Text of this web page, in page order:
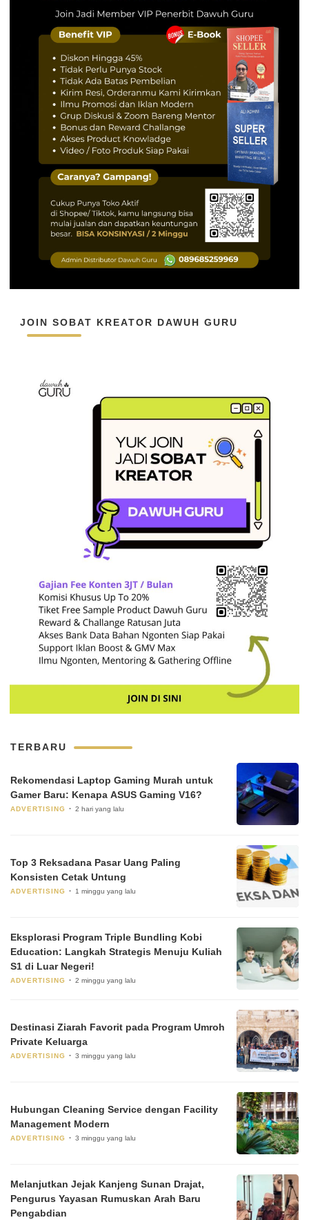
JOIN SOBAT KREATOR DAWUH GURU
TERBARU
Rekomendasi Laptop Gaming Murah untuk
Gamer Baru: Kenapa ASUS Gaming V16?
ADVERTISING 2 hari yang lalu
Top 3 Reksadana Pasar Uang Paling
Konsisten Cetak Untung
ADVERTISING 1 minggu yang lalu
Eksplorasi Program Triple Bundling Kobi
Education: Langkah Strategis Menuju Kuliah
S1 di Luar Negeri!
ADVERTISING 2 minggu yang lalu
Destinasi Ziarah Favorit pada Program Umroh
Private Keluarga
ADVERTISING 3 minggu yang lalu
Hubungan Cleaning Service dengan Facility
Management Modern
ADVERTISING 3 minggu yang lalu
Melanjutkan Jejak Kanjeng Sunan Drajat,
Pengurus Yayasan Rumuskan Arah Baru
Pengabdian